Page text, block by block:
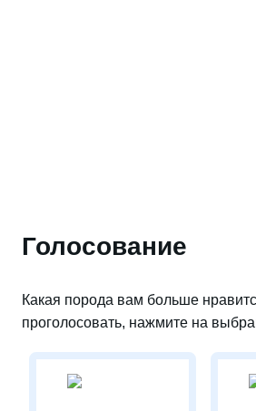
Голосование
Какая порода вам больше
проголосовать, нажмите на